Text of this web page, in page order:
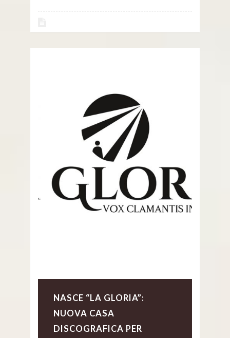
NASCE “LA GLORIA”:
NUOVA CASA
DISCOGRAFICA PER